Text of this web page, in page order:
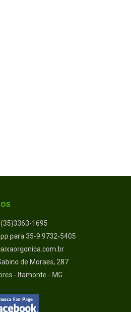
(35)3363-1695
para 35-9.9732-5405
de Moraes, 287
- Itamonte - MG